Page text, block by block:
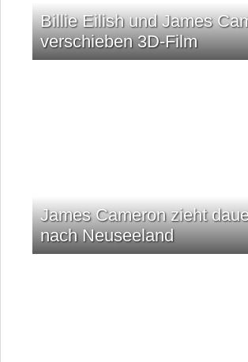
Billie Eilish und James
verschieben 3D-Film
James Cameron zieht
nach Neuseeland